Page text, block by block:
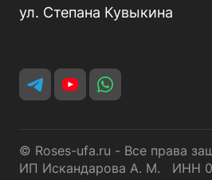
ул. Степана Кувыкина
© Roses-ufa.ru - Все права
ИП Искандарова А. М. ИНН